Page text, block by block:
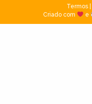
Termos|
Criado com
e